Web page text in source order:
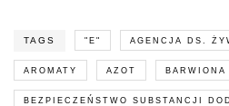
TAGS "E" AGENCJA DS.
AROMATY AZOT BARWIONA
BEZPIECZEŃSTWO SUBSTANCJI